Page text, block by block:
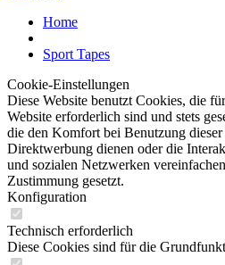
Home
Sport Tapes
Cookie-Einstellungen
Diese Website benutzt Cookies, die
Website erforderlich sind und stets
die den Komfort bei Benutzung dieser
Direktwerbung dienen oder die
und sozialen Netzwerken
Zustimmung gesetzt.
Konfiguration
Technisch erforderlich
Diese Cookies sind für die